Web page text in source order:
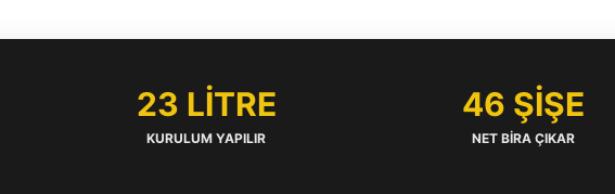
23 LİTRE
KURULUM YAPILIR
46 ŞİŞE
NET BIRA ÇIKAR